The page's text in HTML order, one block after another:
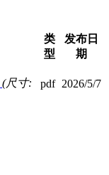
类
型
发布日
期
(尺寸:
pdf 2026/5/7